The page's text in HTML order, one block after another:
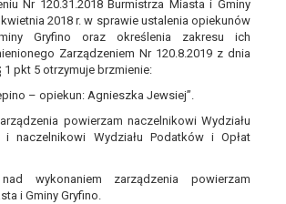
Nr 120.31.2018 Burmistrza Miasta i Gminy
2018 r. w sprawie ustalenia opiekunów
Gryfino oraz określenia zakresu ich
Zarządzeniem Nr 120.8.2019 z dnia
1 pkt 5 otrzymuje brzmienie:
– opiekun: Agnieszka Jewsiej”.
powierzam naczelnikowi Wydziału
i naczelnikowi Wydziału Podatków i Opłat
wykonaniem zarządzenia powierzam
i Gminy Gryfino.
do ustalenia, dochodzenia lub
roszczeń.
gdy przetwarzanie danych
odbywa się na podstawie zgody osoby
danych osobowych (art. 6 ust. 1
przysługuje Pani/Panu prawo do
zgody w dowolnym momencie.
to nie ma wpływu na zgodność
którego dokonano na podstawie